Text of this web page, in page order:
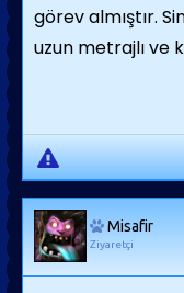
görev almıştır.
uzun metrajlı ve
Misafir
Ziyaretçi